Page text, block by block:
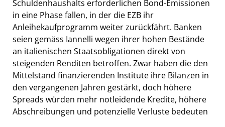
Schuldenhaushalts erforderlichen Bond-Emissionen
in eine Phase fallen, in der die EZB ihr
Anleihekaufprogramm weiter zurückfährt. Banken
seien gemäss Iannelli wegen ihrer hohen Bestände
an italienischen Staatsobligationen direkt von
steigenden Renditen betroffen. Zwar haben die den
Mittelstand finanzierenden Institute ihre Bilanzen in
den vergangenen Jahren gestärkt, doch höhere
Spreads würden mehr notleidende Kredite, höhere
Abschreibungen und potenzielle Verluste bedeuten